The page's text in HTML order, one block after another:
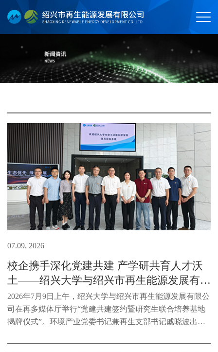
07.09, 2026
校企携手深化党建共建 产学研共育人才沃
土——绍兴大学与绍兴市再生能源发展有限
公司举办党...
2026年7月9日上午，绍兴大学与绍兴市再生能源发展有限公
司在再多媒体厅举行“党建共建签约暨研究生联合培养基地
揭牌仪式”。环境产业党委书记兼再生支部书记戚晓波出席